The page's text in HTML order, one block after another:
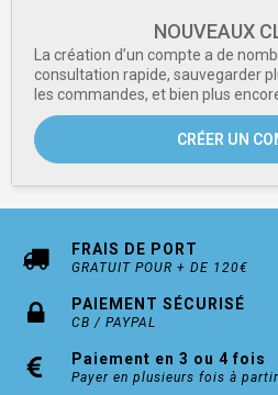
NOUVEAUX
La création d’un compte a de
consultation rapide, sauvegarder
les commandes, et bien plus
CRÉER UN
FRAIS DE PORT
GRATUIT POUR + DE 120€
PAIEMENT SÉCURISÉ
CB / PAYPAL
Paiement en 3 ou 4 fois
Payer en plusieurs fois à